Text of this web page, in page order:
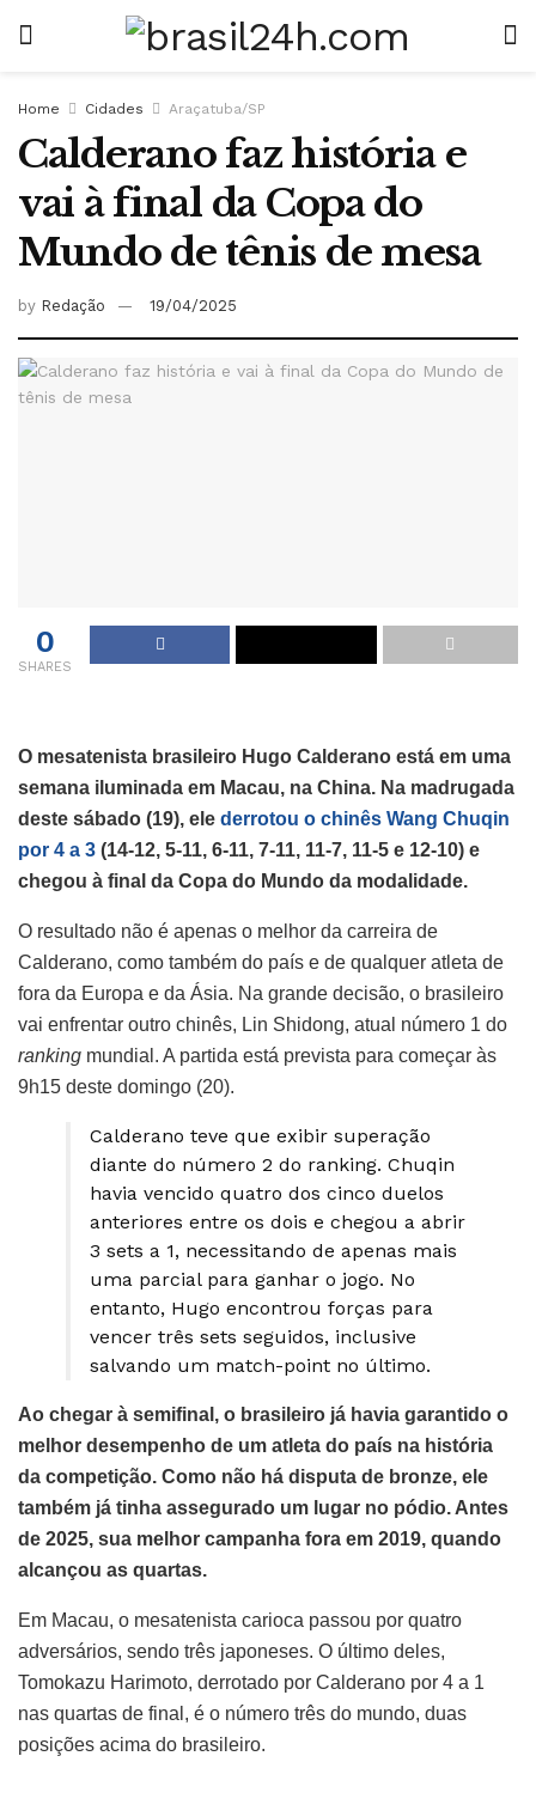
Home Cidades Araçatuba/SP
Calderano faz história e
vai à final da Copa do
Mundo de tênis de mesa
by Redação 19/04/2025
0
SHARES
O mesatenista brasileiro Hugo Calderano está em uma
semana iluminada em Macau, na China. Na madrugada
deste sábado (19), ele derrotou o chinês Wang Chuqin
por 4 a 3 (14-12, 5-11, 6-11, 7-11, 11-7, 11-5 e 12-10) e
chegou à final da Copa do Mundo da modalidade.
O resultado não é apenas o melhor da carreira de
Calderano, como também do país e de qualquer atleta de
fora da Europa e da Ásia. Na grande decisão, o brasileiro
vai enfrentar outro chinês, Lin Shidong, atual número 1 do
ranking mundial. A partida está prevista para começar às
9h15 deste domingo (20).
Calderano teve que exibir superação
diante do número 2 do ranking. Chuqin
havia vencido quatro dos cinco duelos
anteriores entre os dois e chegou a abrir
3 sets a 1, necessitando de apenas mais
uma parcial para ganhar o jogo. No
entanto, Hugo encontrou forças para
vencer três sets seguidos, inclusive
salvando um match-point no último.
Ao chegar à semifinal, o brasileiro já havia garantido o
melhor desempenho de um atleta do país na história
da competição. Como não há disputa de bronze, ele
também já tinha assegurado um lugar no pódio. Antes
de 2025, sua melhor campanha fora em 2019, quando
alcançou as quartas.
Em Macau, o mesatenista carioca passou por quatro
adversários, sendo três japoneses. O último deles,
Tomokazu Harimoto, derrotado por Calderano por 4 a 1
nas quartas de final, é o número três do mundo, duas
posições acima do brasileiro.